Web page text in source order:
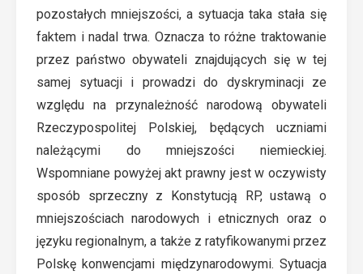
pozostałych mniejszości, a sytuacja taka stała się
faktem i nadal trwa. Oznacza to różne traktowanie
przez państwo obywateli znajdujących się w tej
samej sytuacji i prowadzi do dyskryminacji ze
względu na przynależność narodową obywateli
Rzeczypospolitej Polskiej, będących uczniami
należącymi do mniejszości niemieckiej.
Wspomniane powyżej akt prawny jest w oczywisty
sposób sprzeczny z Konstytucją RP, ustawą o
mniejszościach narodowych i etnicznych oraz o
języku regionalnym, a także z ratyfikowanymi przez
Polskę konwencjami międzynarodowymi. Sytuacja